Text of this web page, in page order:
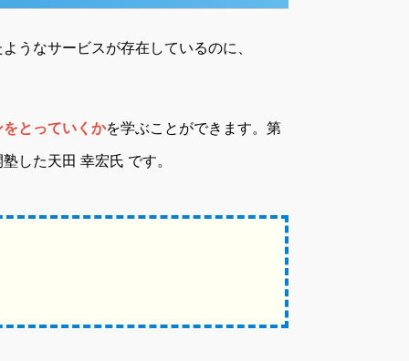
うなサービスが存在しているのに、
とっていくかを学ぶことができます。第
した天田 幸宏氏 です。